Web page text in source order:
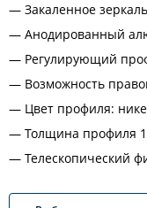
Закаленное
Анодированный
Регулирующий
Возможность
Цвет профиля:
Толщина профиля
Телескопический